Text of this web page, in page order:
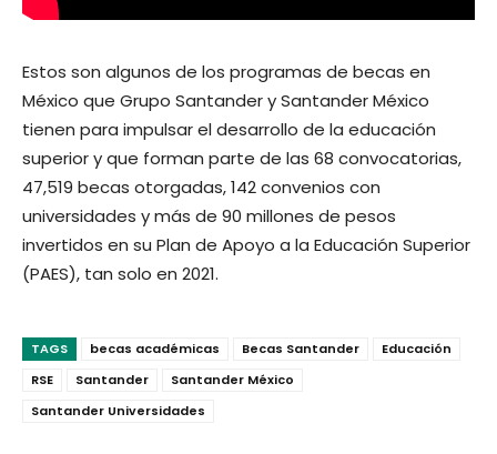
Estos son algunos de los programas de becas en
México que Grupo Santander y Santander México
tienen para impulsar el desarrollo de la educación
superior y que forman parte de las 68 convocatorias,
47,519 becas otorgadas, 142 convenios con
universidades y más de 90 millones de pesos
invertidos en su Plan de Apoyo a la Educación Superior
(PAES), tan solo en 2021.
TAGS becas académicas Becas Santander
Educación
RSE
Santander
Santander México
Santander Universidades